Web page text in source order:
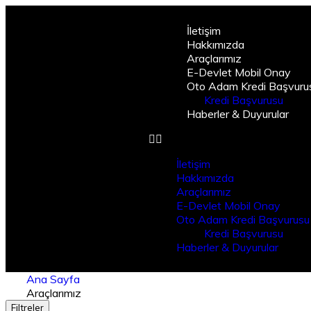
İletişim
Hakkımızda
Araçlarımız
E-Devlet Mobil Onay
Oto Adam Kredi
Kredi Başvurusu
Haberler & Duyurular
İletişim
Hakkımızda
Araçlarımız
E-Devlet Mobil Onay
Oto Adam Kredi Başvurusu
Kredi Başvurusu
Haberler & Duyurular
Ana Sayfa
Araçlarımız
Filtreler